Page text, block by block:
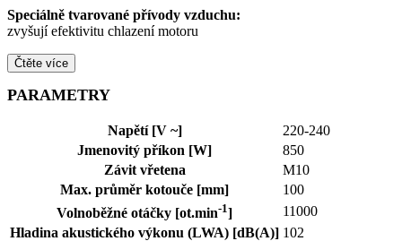
Speciálně tvarované přívody vzduchu:
zvyšují efektivitu chlazení motoru
Čtěte více
PARAMETRY
Napětí [V ~]
220-240
Jmenovitý příkon [W]
850
Závit vřetena
M10
Max. průměr kotouče [mm]
100
Volnoběžné otáčky [ot.min-1]
11000
Hladina akustického výkonu (LWA) [dB(A)] 102